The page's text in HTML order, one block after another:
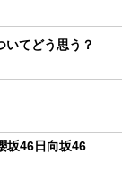
いてどう思う？
坂46日向坂46